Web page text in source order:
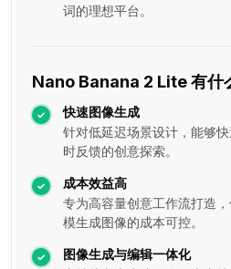
词的理想平台。
Nano Banana 2 Lite 有什
快速图像生成
针对低延迟场景设计，能够
时反馈的创意探索。
成本效益高
专为高容量创意工作流打造
模生成图像的成本可控。
图像生成与编辑一体化